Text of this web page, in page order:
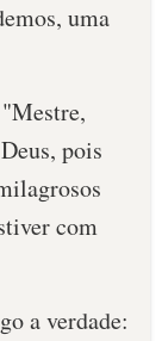
uma
pois
com
a verdade: